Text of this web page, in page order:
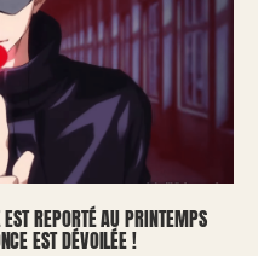
REPORTÉ AU PRINTEMPS
EST DÉVOILÉE !